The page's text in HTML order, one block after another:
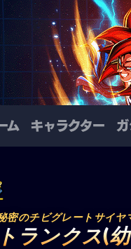
ム キャラクター
密のチビグレートサイヤ
トランクス(